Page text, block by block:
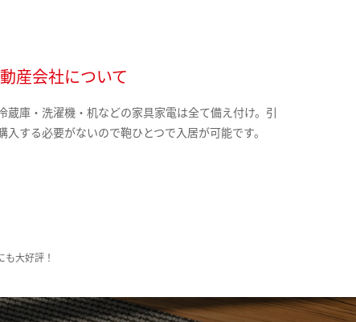
産会社について
蔵庫・洗濯機・机などの家具家電は全て備え付け。引
入する必要がないので鞄ひとつで入居が可能です。
大好評！